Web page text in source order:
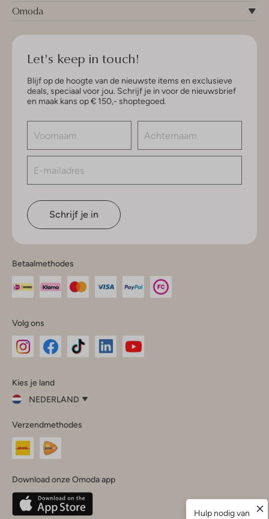
Omoda
Let's keep in touch!
Blijf op de hoogte van de nieuwste items en exclusieve
deals, speciaal voor jou. Schrijf je in voor de nieuwsbrief
en maak kans op € 150,- shoptegoed.
Schrijf je in
Betaalmethodes
Volg ons
InstagramFacebook
Kies je land
NEDERLAND
je
land
Nederland
Belgique(Français)
Deutschland
Verzendmethodes
Download onze Omoda app